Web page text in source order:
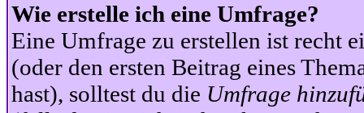
Wie erstelle ich eine Umfrage?
Eine Umfrage zu erstellen ist recht
(oder den ersten Beitrag eines
hast), solltest du die Umfrage